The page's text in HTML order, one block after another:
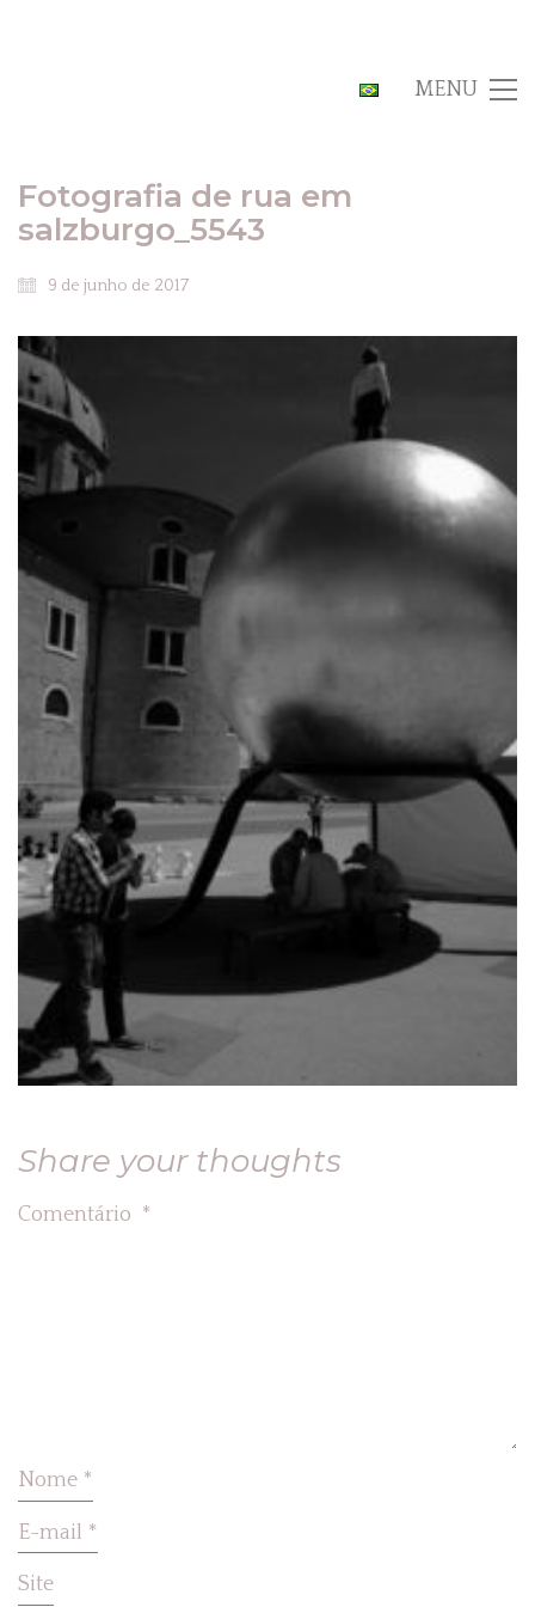
MENU
Fotografia de rua em
salzburgo_5543
9 de junho de 2017
Share your thoughts
Comentário *
Nome *
E-mail *
Site